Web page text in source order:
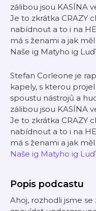
zálibou jsou KASÍNA
Je to zkrátka CRAZY
nabídnout a to i na
má s ženami a jak
Naše ig Matyho ig
Stefan Corleone je
kapely, s kterou
spoustu nástrojů a
zálibou jsou KASÍNA
Je to zkrátka CRAZY
nabídnout a to i na
má s ženami a jak
Naše ig Matyho ig
Popis podcastu
Ahoj, rozhodli jsme